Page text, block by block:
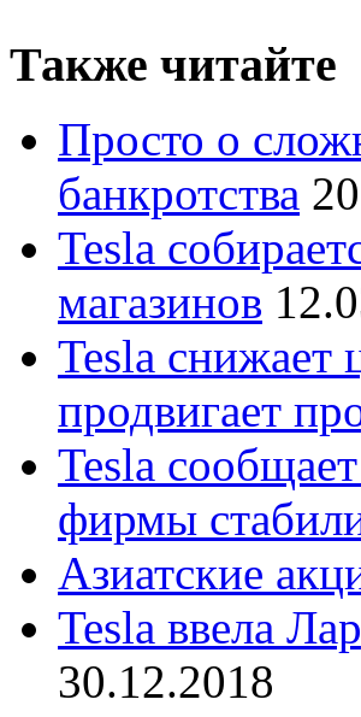
Также читайте
Просто о
банкротства
Tesla
магазинов
Tesla снижает
продвигает
Tesla
фирмы
Азиатские
Tesla ввела
30.12.2018